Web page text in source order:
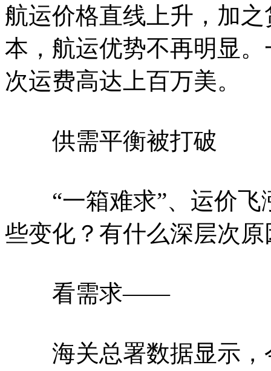
航运价格直线上升，加
本，航运优势不再明显
次运费高达上百万美。
供需平衡被打破
“一箱难求”、运价飞
些变化？有什么深层次原
看需求——
海关总署数据显示，